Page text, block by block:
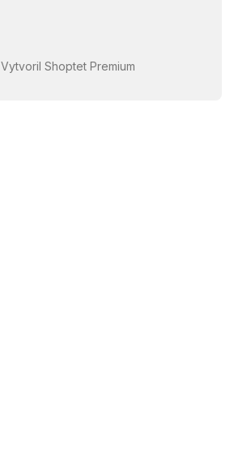
Vytvoril Shoptet Premium